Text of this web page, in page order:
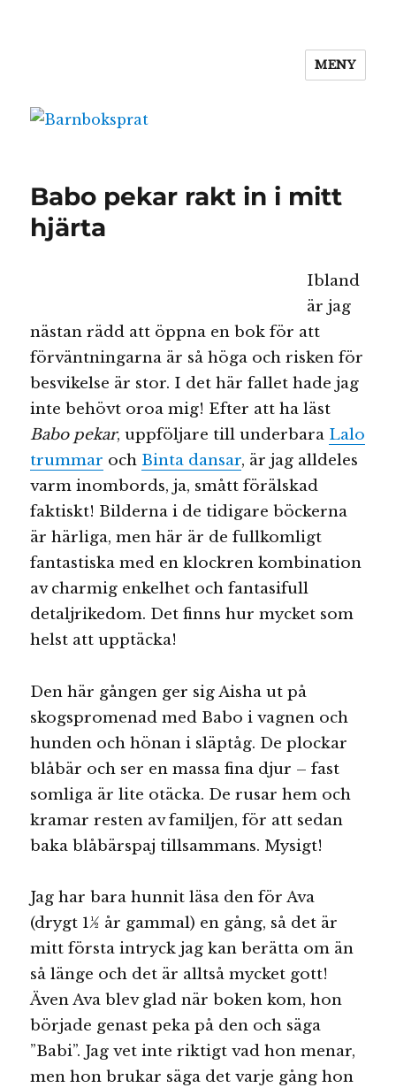
MENY
Babo pekar rakt in i mitt
hjärta
Ibland
är jag
nästan rädd att öppna en bok för att
förväntningarna är så höga och risken för
besvikelse är stor. I det här fallet hade jag
inte behövt oroa mig! Efter att ha läst
Babo pekar, uppföljare till underbara Lalo
trummar och Binta dansar, är jag alldeles
varm inombords, ja, smått förälskad
faktiskt! Bilderna i de tidigare böckerna
är härliga, men här är de fullkomligt
fantastiska med en klockren kombination
av charmig enkelhet och fantasifull
detaljrikedom. Det finns hur mycket som
helst att upptäcka!
Den här gången ger sig Aisha ut på
skogspromenad med Babo i vagnen och
hunden och hönan i släptåg. De plockar
blåbär och ser en massa fina djur – fast
somliga är lite otäcka. De rusar hem och
kramar resten av familjen, för att sedan
baka blåbärspaj tillsammans. Mysigt!
Jag har bara hunnit läsa den för Ava
(drygt 1½ år gammal) en gång, så det är
mitt första intryck jag kan berätta om än
så länge och det är alltså mycket gott!
Även Ava blev glad när boken kom, hon
började genast peka på den och säga
”Babi”. Jag vet inte riktigt vad hon menar,
men hon brukar säga det varje gång hon